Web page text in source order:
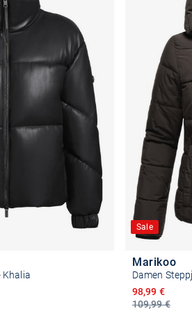
Khalia
Sale
Marikoo
Damen
109,99 €
Ermäßigter
98,99 €